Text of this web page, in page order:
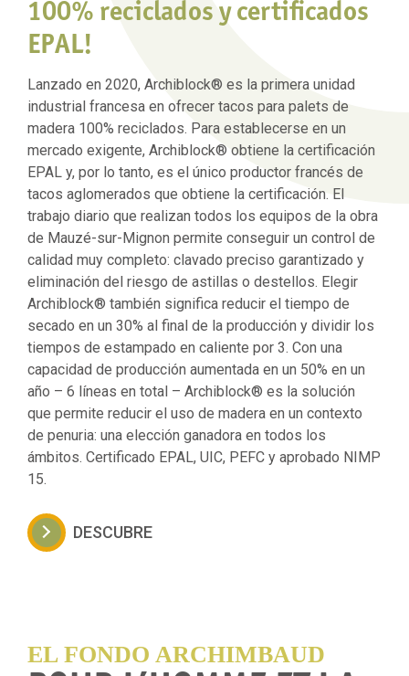
100% reciclados y certificados
EPAL!
Lanzado en 2020, Archiblock® es la primera unidad
industrial francesa en ofrecer tacos para palets de
madera 100% reciclados. Para establecerse en un
mercado exigente, Archiblock® obtiene la certificación
EPAL y, por lo tanto, es el único productor francés de
tacos aglomerados que obtiene la certificación. El
trabajo diario que realizan todos los equipos de la obra
de Mauzé-sur-Mignon permite conseguir un control de
calidad muy completo: clavado preciso garantizado y
eliminación del riesgo de astillas o destellos. Elegir
Archiblock® también significa reducir el tiempo de
secado en un 30% al final de la producción y dividir los
tiempos de estampado en caliente por 3. Con una
capacidad de producción aumentada en un 50% en un
año – 6 líneas en total – Archiblock® es la solución
que permite reducir el uso de madera en un contexto
de penuria: una elección ganadora en todos los
ámbitos. Certificado EPAL, UIC, PEFC y aprobado NIMP
15.
DESCUBRE
EL FONDO ARCHIMBAUD